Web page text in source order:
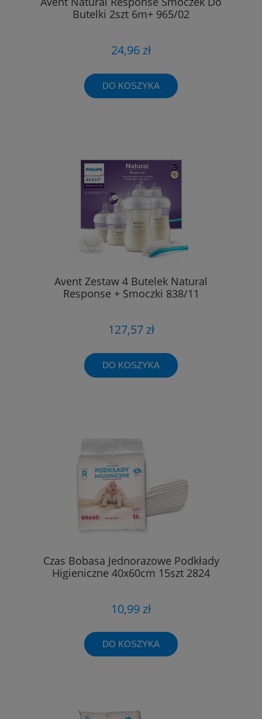
Butelki 2szt 6m+ 965/02
24,96 zł
DO KOSZYKA
Avent Zestaw 4 Butelek Natural
Response + Smoczki 838/11
127,57 zł
DO KOSZYKA
Czas Bobasa Jednorazowe Podkłady
Higieniczne 40x60cm 15szt 2824
10,99 zł
DO KOSZYKA